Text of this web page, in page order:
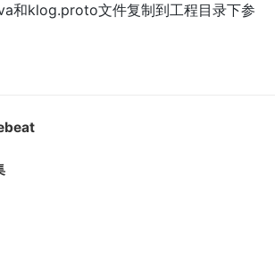
和klog.proto文件复制到工程目录下参